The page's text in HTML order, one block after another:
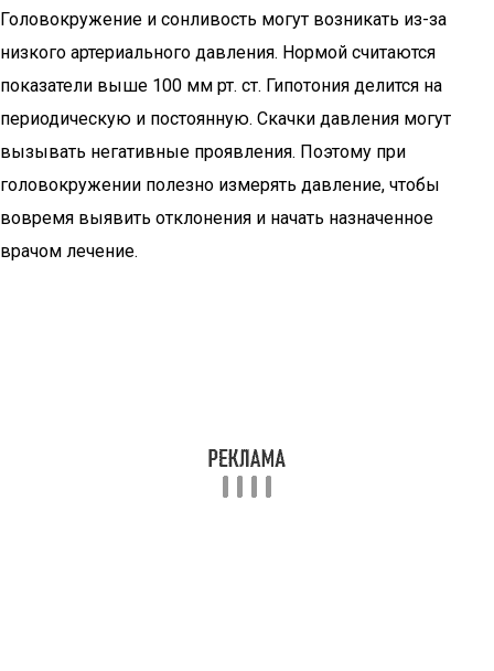
Головокружение и сонливость могут возникать из-за
низкого артериального давления. Нормой считаются
показатели выше 100 мм рт. ст. Гипотония делится на
периодическую и постоянную. Скачки давления могут
вызывать негативные проявления. Поэтому при
головокружении полезно измерять давление, чтобы
вовремя выявить отклонения и начать назначенное
врачом лечение.